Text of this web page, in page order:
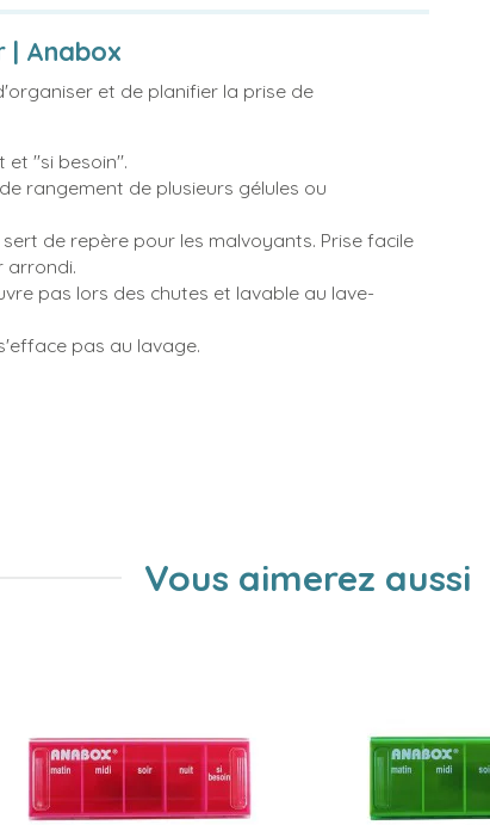
| Anabox
et de planifier la prise de
et "si besoin".
rangement de plusieurs gélules ou
de repère pour les malvoyants. Prise facile
arrondi.
pas lors des chutes et lavable au lave-
pas au lavage.
Vous aimerez aussi